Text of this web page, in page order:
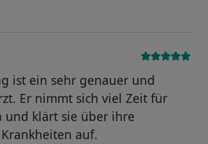
ist ein sehr genauer und
Er nimmt sich viel Zeit für
und klärt sie über ihre
auf.